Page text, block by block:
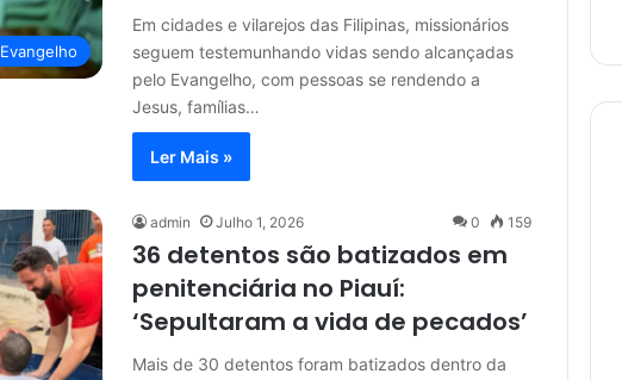
Evangelho
Em cidades e vilarejos das Filipinas, missionários
seguem testemunhando vidas sendo alcançadas
pelo Evangelho, com pessoas se rendendo a
Jesus, famílias…
Ler Mais »
admin Julho 1, 2026 0 159
36 detentos são batizados em
penitenciária no Piauí:
‘Sepultaram a vida de pecados’
Mais de 30 detentos foram batizados dentro da